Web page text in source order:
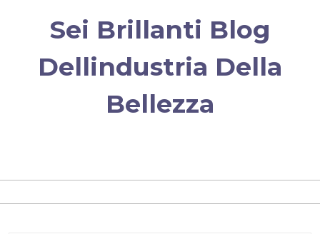
Sei Brillanti Blog
Dellindustria Della
Bellezza